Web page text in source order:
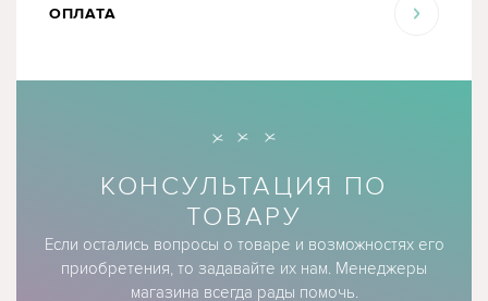
ОПЛАТА
КОНСУЛЬТАЦИЯ ПО
ТОВАРУ
Если остались вопросы о товаре и возможностях его
приобретения, то задавайте их нам. Менеджеры
магазина всегда рады помочь.